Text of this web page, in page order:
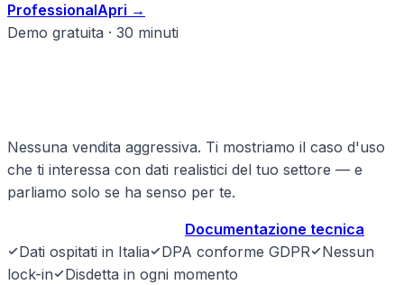
ProfessionalApri →
Demo gratuita · 30 minuti
Nessuna vendita aggressiva. Ti mostriamo il caso d'uso
che ti interessa con dati realistici del tuo settore — e
parliamo solo se ha senso per te.
Documentazione tecnica
Dati ospitati in Italia
DPA conforme GDPR
Nessun
lock-in
Disdetta in ogni momento